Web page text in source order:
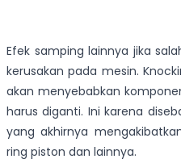
Efek samping lainnya jika
kerusakan pada mesin.
akan menyebabkan
harus diganti. Ini karena
yang akhirnya
ring piston dan lainnya.